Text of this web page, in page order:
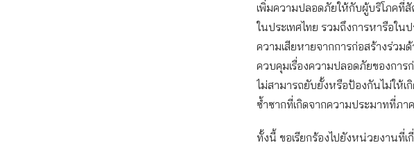
เพิ่มความปลอดภัยให้กับผู้บริโภคที่
ในประเทศไทย รวมถึงการหารือใน
ความเสียหายจากการก่อสร้างร่วม
ควบคุมเรื่องความปลอดภัยของกา
ไม่สามารถยับยั้งหรือป้องกันไม่ให้เ
ซ้ำซากที่เกิดจากความประมาทที่ภา
ทั้งนี้ ขอเรียกร้องไปยังหน่วยงานที่